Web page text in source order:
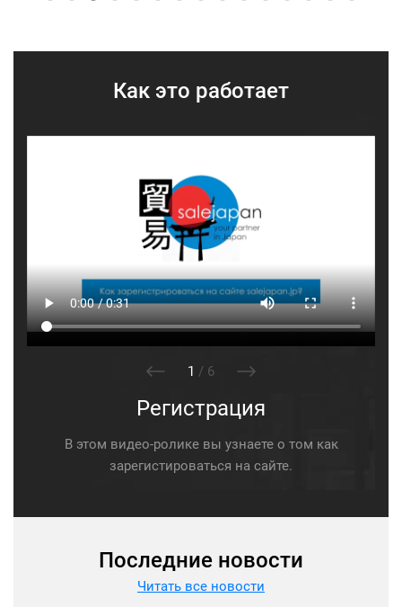
Как это работает
1 / 6
Регистрация
В этом видео-ролике вы узнаете о том как
зарегистироваться на сайте.
Последние новости
Читать все новости